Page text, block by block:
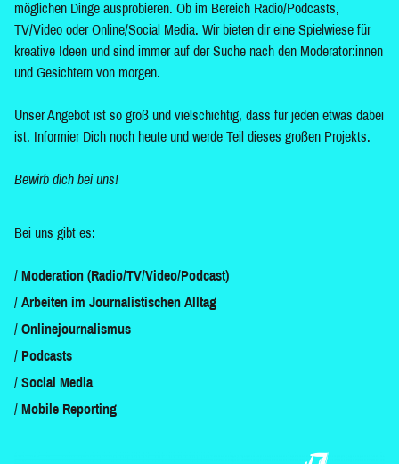
möglichen Dinge ausprobieren. Ob im Bereich Radio/Podcasts,
TV/Video oder Online/Social Media. Wir bieten dir eine Spielwiese für
kreative Ideen und sind immer auf der Suche nach den Moderator:innen
und Gesichtern von morgen.
Unser Angebot ist so groß und vielschichtig, dass für jeden etwas dabei
ist. Informier Dich noch heute und werde Teil dieses großen Projekts.
Bewirb dich bei uns!
Bei uns gibt es:
Moderation (Radio/TV/Video/Podcast)
Arbeiten im Journalistischen Alltag
Onlinejournalismus
Podcasts
Social Media
Mobile Reporting